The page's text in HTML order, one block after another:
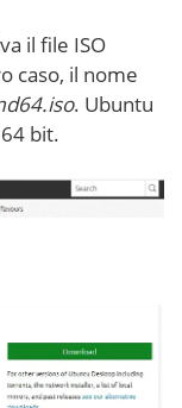
il file ISO
caso, il nome
. Ubuntu
bit.